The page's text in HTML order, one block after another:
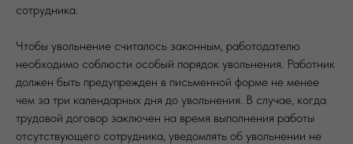
сотрудника.
Чтобы увольнение считалось законным, работодателю
необходимо соблюсти особый порядок увольнения. Работник
должен быть предупрежден в письменной форме не менее
чем за три календарных дня до увольнения. В случае, когда
трудовой договор заключен на время выполнения работы
отсутствующего сотрудника, уведомлять об увольнении не